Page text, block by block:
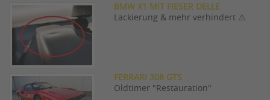
BMW X1 MIT FIESER DELLE
Lackierung & mehr verhindert ⚠️
FERRARI 308 GTS
Oldtimer "Restauration"